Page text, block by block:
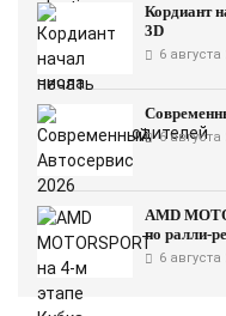
Кордиант
3D
6 августа
6 августа
AMD
по ралли-
6 августа